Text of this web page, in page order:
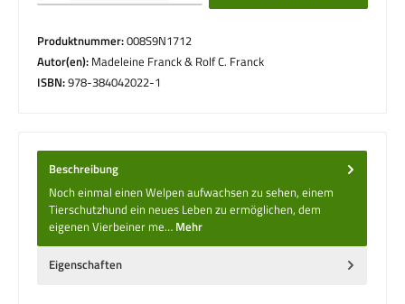
Produktnummer:008S9N1712
Autor(en): Madeleine Franck & Rolf C. Franck
ISBN:978-384042022-1
Beschreibung
Noch einmal einen Welpen aufwachsen zu sehen, einem
Tierschutzhund ein neues Leben zu ermöglichen, dem
eigenen Vierbeiner me… Mehr
Eigenschaften